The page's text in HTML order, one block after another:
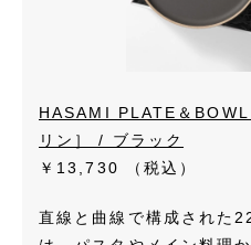
HASAMI PLATE＆
リン］ / ブラック
￥13,730
（税込）
直線と曲線で構成された